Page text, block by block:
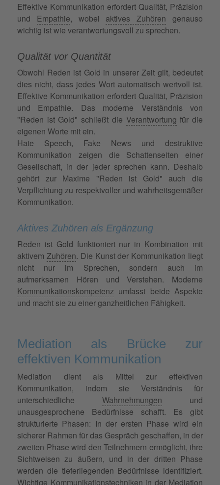
Effektive Kommunikation erfordert Qualität, Präzision
und Empathie, wobei aktives Zuhören genauso
wichtig ist wie verantwortungsvoll zu sprechen.
Qualität vor Quantität
Obwohl Reden ist Gold in unserer Zeit gilt, bedeutet
dies nicht, dass jedes Wort automatisch wertvoll ist.
Effektive Kommunikation erfordert Qualität, Präzision
und Empathie. Das moderne Verständnis von
"Reden ist Gold" schließt die Verantwortung für die
eigenen Worte mit ein.
Hate Speech, Fake News und destruktive
Kommunikation zeigen die Schattenseiten einer
Gesellschaft, in der jeder sprechen kann. Deshalb
gehört zur Maxime "Reden ist Gold" auch die
Verpflichtung zu respektvoller und wahrheitsgemäßer
Kommunikation.
Aktives Zuhören als Ergänzung
Reden ist Gold funktioniert nur in Kombination mit
aktivem Zuhören. Die Kunst der Kommunikation liegt
nicht nur im Sprechen, sondern auch im
aufmerksamen Hören und Verstehen. Moderne
Kommunikationskompetenz umfasst beide Aspekte
und macht sie zu einer ganzheitlichen Fähigkeit.
Mediation als Brücke zur
effektiven Kommunikation
Mediation dient als Mittel zur effektiven
Kommunikation, indem sie Verständnis für
unterschiedliche Wahrnehmungen und
unausgesprochene Bedürfnisse schafft. Es gibt
strukturierte Phasen: In der ersten Phase wird ein
sicherer Rahmen für das Gespräch geschaffen, in der
zweiten Phase wird den Teilnehmern ermöglicht, ihre
Sichtweisen zu äußern, und in der dritten Phase
werden die tieferliegenden Bedürfnisse identifiziert.
Wichtige Kommunikationstechniken in der Mediation